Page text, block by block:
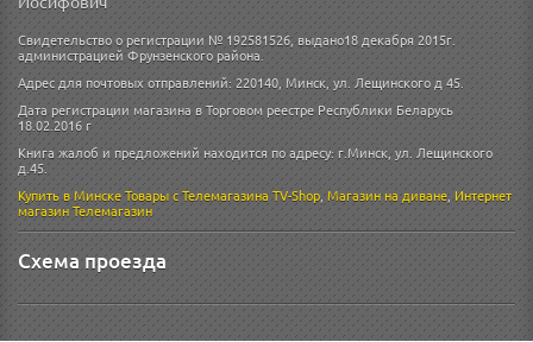
Свидетельство о регистрации № 192581526, выдано18 декабря 2015г.
администрацией Фрунзенского района.
Адрес для почтовых отправлений: 220140, Минск, ул. Лещинского д 45.
Дата регистрации магазина в Торговом реестре Республики Беларусь
18.02.2016 г
Книга жалоб и предложений находится по адресу: г.Минск, ул. Лещинского
д.45.
Купить в МинскеТовары с Телемагазина TV-Shop,Магазин на диване,Интернет
магазинТелемагазин
Схема проезда